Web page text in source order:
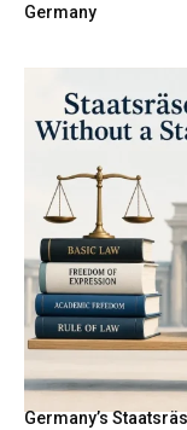
Germany
Germany’s